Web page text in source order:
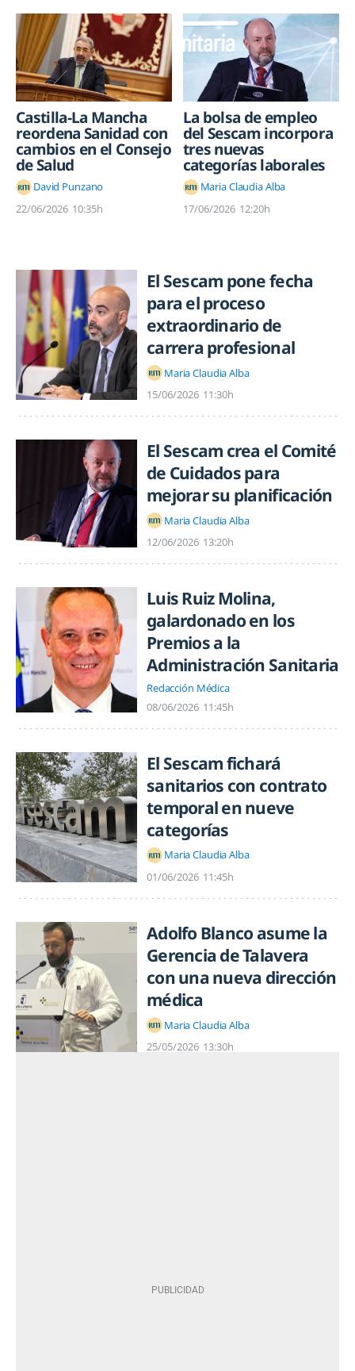
Castilla-La Mancha
reordena Sanidad con
cambios en el Consejo
de Salud
David Punzano
22/06/2026 10:35h
La bolsa de empleo
del Sescam incorpora
tres nuevas
categorías laborales
Maria Claudia Alba
17/06/2026 12:20h
El Sescam pone fecha
para el proceso
extraordinario de
carrera profesional
Maria Claudia Alba
15/06/2026 11:30h
El Sescam crea el Comité
de Cuidados para
mejorar su planificación
Maria Claudia Alba
12/06/2026 13:20h
Luis Ruiz Molina,
galardonado en los
Premios a la
Administración Sanitaria
Redacción Médica
08/06/2026 11:45h
El Sescam fichará
sanitarios con contrato
temporal en nueve
categorías
Maria Claudia Alba
01/06/2026 11:45h
Adolfo Blanco asume la
Gerencia de Talavera
con una nueva dirección
médica
Maria Claudia Alba
25/05/2026 13:30h